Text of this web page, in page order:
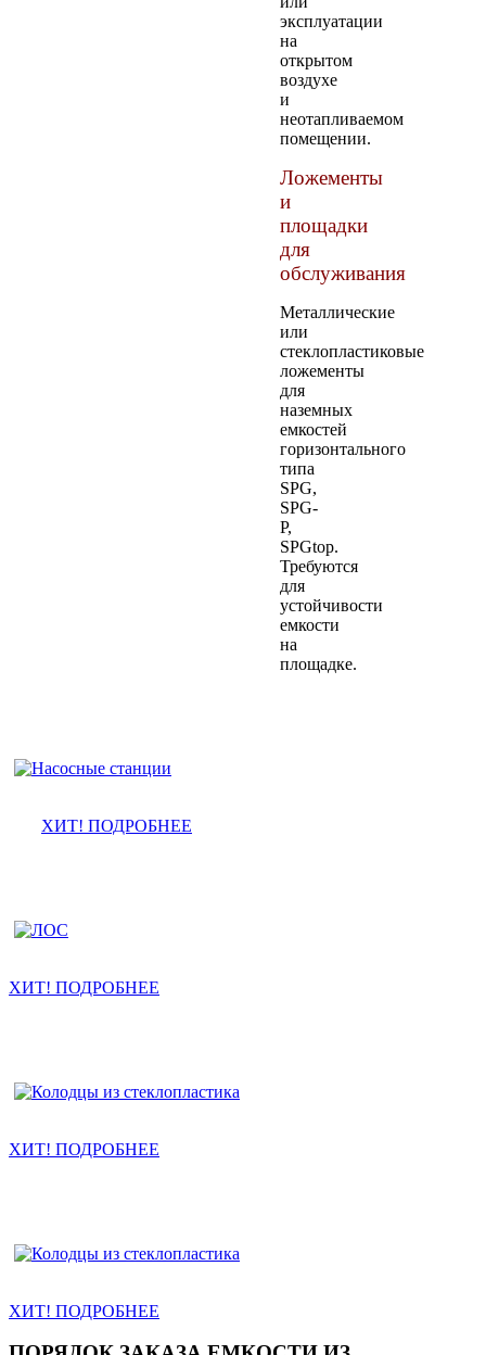
эксплуатации
на
открытом
воздухе
и
неотапливаемом
помещении.
Ложементы
и
площадки
для
обслуживания
Металлические
или
стеклопластиковые
ложементы
для
наземных
емкостей
горизонтального
типа
SPG,
SPG-
P,
SPGtop.
Требуются
для
устойчивости
емкости
на
площадке.
ХИТ! ПОДРОБНЕЕ
ХИТ! ПОДРОБНЕЕ
ХИТ! ПОДРОБНЕЕ
ХИТ! ПОДРОБНЕЕ